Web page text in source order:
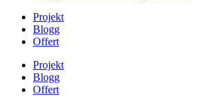
Projekt
Blogg
Offert
Projekt
Blogg
Offert